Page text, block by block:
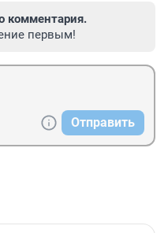
комментария.
первым!
Отправить